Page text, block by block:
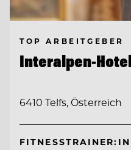
TOP ARBEITGEBER
Interalpen-
6410 Telfs, Österreich